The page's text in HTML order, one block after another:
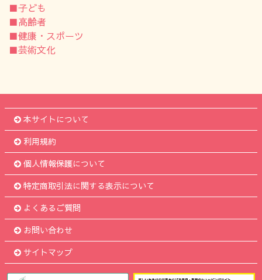
■子ども
■高齢者
■健康・スポーツ
■芸術文化
本サイトについて
利用規約
個人情報保護について
特定商取引法に関する表示について
よくあるご質問
お問い合わせ
サイトマップ